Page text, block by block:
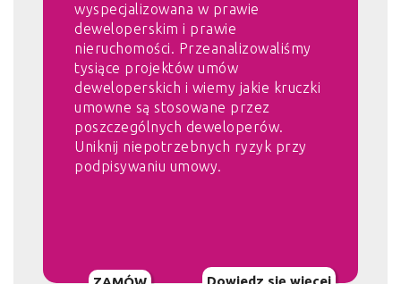
wyspecjalizowana w prawie
deweloperskim i prawie
nieruchomości. Przeanalizowaliśmy
tysiące projektów umów
deweloperskich i wiemy jakie kruczki
umowne są stosowane przez
poszczególnych deweloperów.
Uniknij niepotrzebnych ryzyk przy
podpisywaniu umowy.